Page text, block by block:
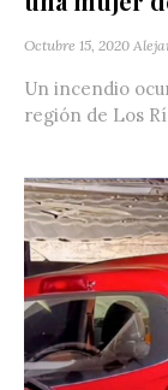
Octubre 15, 2020
Un incendio
región de Los